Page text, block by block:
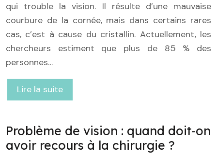
qui trouble la vision. Il résulte d’une mauvaise
courbure de la cornée, mais dans certains rares
cas, c’est à cause du cristallin. Actuellement, les
chercheurs estiment que plus de 85 % des
personnes…
Lire la suite
Problème de vision : quand doit-on
avoir recours à la chirurgie ?